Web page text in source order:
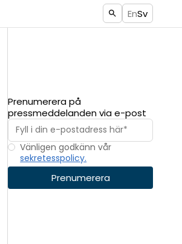
EnSv
Prenumerera på
pressmeddelanden via e-post
Vänligen godkänn vår
sekretesspolicy.